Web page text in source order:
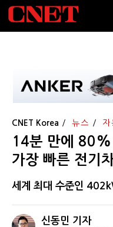
CNET Korea 뉴스 자
14분 만에 80%
가장 빠른 전기
세계 최대 수준인
신동민 기자